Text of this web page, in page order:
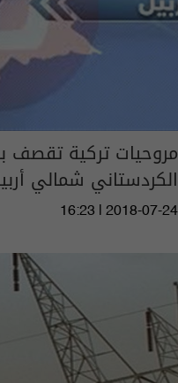
مروحيات تركية تقصف
الكردستاني شمالي
16:23 | 2018-07-24